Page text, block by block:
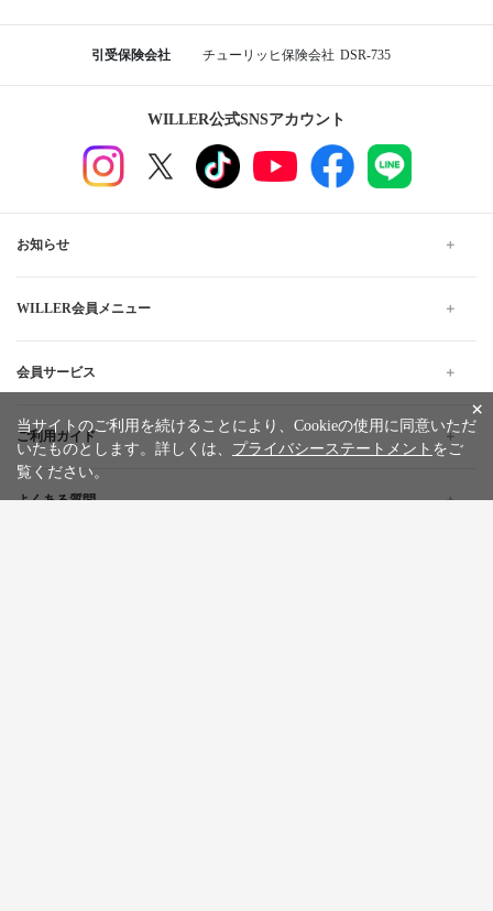
引受保険会社 チューリッヒ保険会社 DSR-735
WILLER公式SNSアカウント
お知らせ
WILLER会員メニュー
会員サービス
ご利用ガイド
よくある質問
×
当サイトのご利用を続けることにより、Cookieの使用に同意いただ
いたものとします。詳しくは、 プライバシーステートメント をご
覧ください。